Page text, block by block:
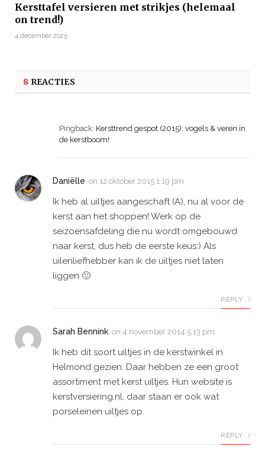
Kersttafel versieren met strikjes (helemaal
on trend!)
4 december 2025
8 REACTIES
Pingback: Kersttrend gespot (2015): vogels & veren in
de kerstboom!
Daniëlle on 12 oktober 2015 1:19 pm
Ik heb al uiltjes aangeschaft (A), nu al voor de
kerst aan het shoppen! Werk op de
seizoensafdeling die nu wordt omgebouwd
naar kerst, dus heb de eerste keus:) Als
uilenliefhebber kan ik de uiltjes niet laten
liggen 🙂
REPLY
Sarah Bennink on 4 november 2014 5:13 pm
Ik heb dit soort uiltjes in de kerstwinkel in
Helmond gezien. Daar hebben ze een groot
assortiment met kerst uiltjes. Hun website is
kerstversiering.nl, daar staan er ook wat
porseleinen uiltjes op.
REPLY